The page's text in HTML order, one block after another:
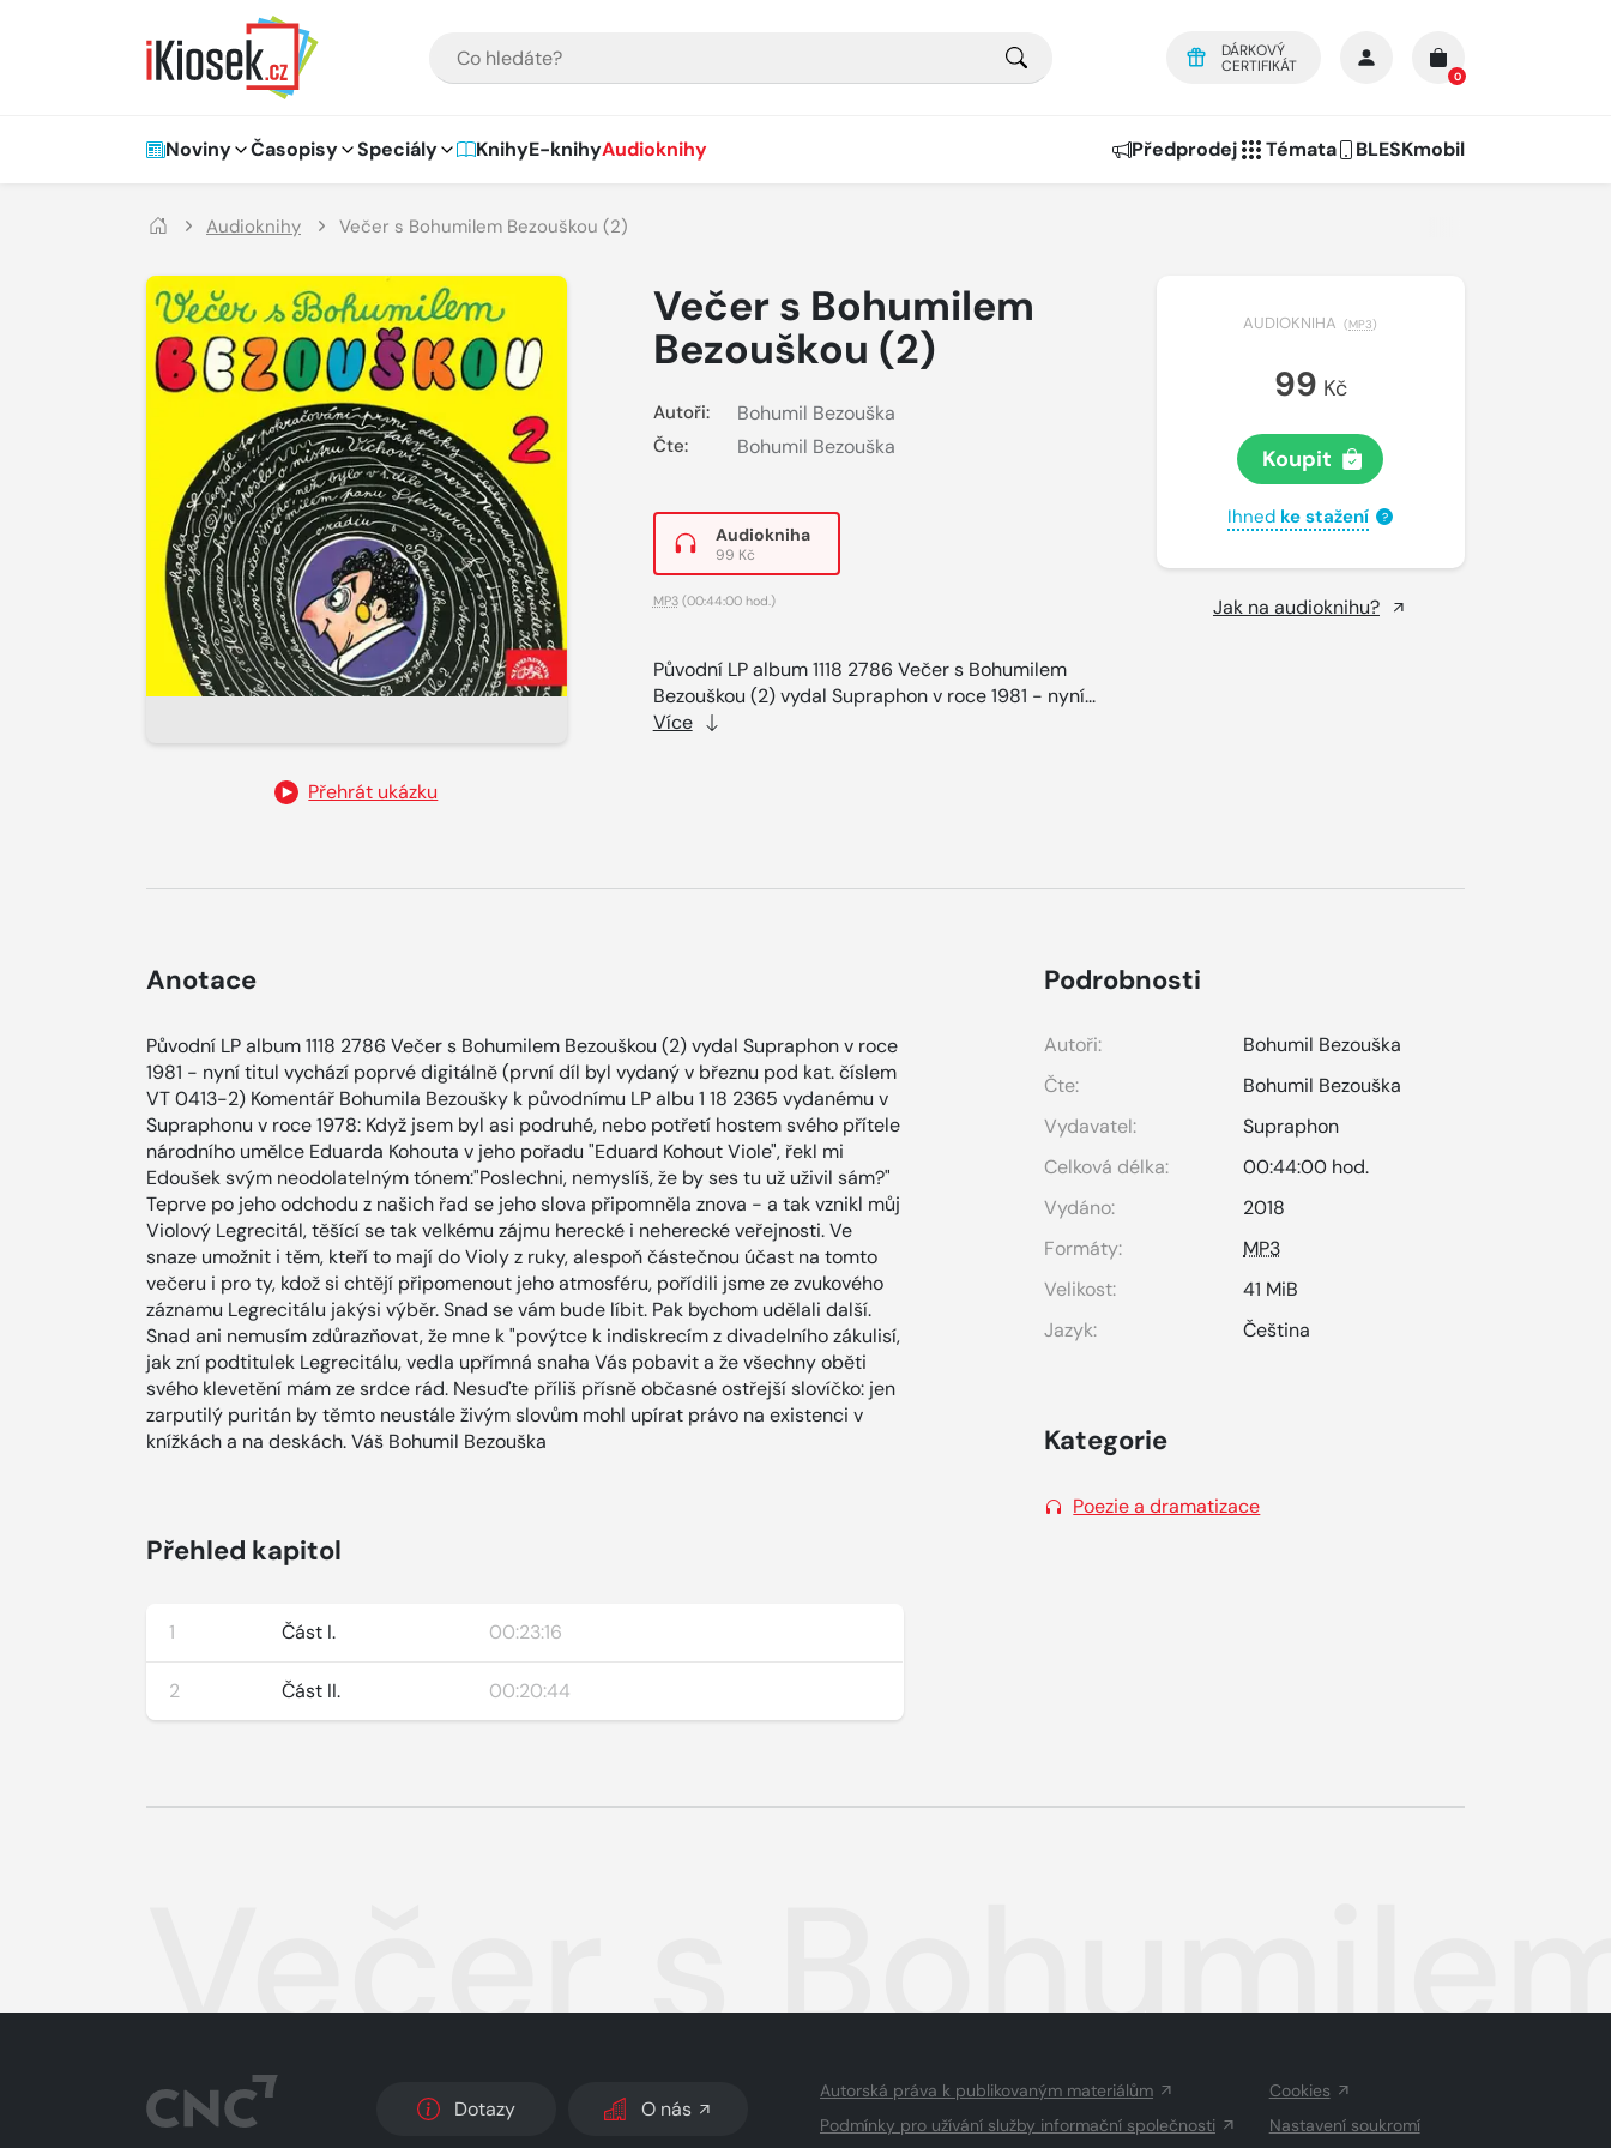
DÁRKOVÝ
CERTIFIKÁT
0
Hlavní navigace
Noviny Časopisy Speciály KnihyE-knihyAudioknihy Předprodej Témata BLESKmobil
Audioknihy Večer s Bohumilem Bezouškou (2)
Přehrát ukázku
Večer s Bohumilem
Bezouškou (2)
Autoři: Bohumil Bezouška
Čte: Bohumil Bezouška
Audiokniha
99 Kč
MP3(00:44:00 hod.)
Původní LP album 1118 2786 Večer s Bohumilem
Bezouškou (2) vydal Supraphon v roce 1981 - nyní...
Více
AUDIOKNIHA (MP3)
99 Kč
Koupit
Ihned ke stažení ?
Jak na audioknihu?
Anotace
Původní LP album 1118 2786 Večer s Bohumilem Bezouškou (2) vydal Supraphon v roce
1981 - nyní titul vychází poprvé digitálně (první díl byl vydaný v březnu pod kat. číslem
VT 0413-2) Komentář Bohumila Bezoušky k původnímu LP albu 1 18 2365 vydanému v
Supraphonu v roce 1978: Když jsem byl asi podruhé, nebo potřetí hostem svého přítele
národního umělce Eduarda Kohouta v jeho pořadu "Eduard Kohout Viole", řekl mi
Edoušek svým neodolatelným tónem:"Poslechni, nemyslíš, že by ses tu už uživil sám?"
Teprve po jeho odchodu z našich řad se jeho slova připomněla znova - a tak vznikl můj
Violový Legrecitál, těšící se tak velkému zájmu herecké i neherecké veřejnosti. Ve
snaze umožnit i těm, kteří to mají do Violy z ruky, alespoň částečnou účast na tomto
večeru i pro ty, kdož si chtějí připomenout jeho atmosféru, pořídili jsme ze zvukového
záznamu Legrecitálu jakýsi výběr. Snad se vám bude líbit. Pak bychom udělali další.
Snad ani nemusím zdůrazňovat, že mne k "povýtce k indiskrecím z divadelního zákulisí,
jak zní podtitulek Legrecitálu, vedla upřímná snaha Vás pobavit a že všechny oběti
svého klevetění mám ze srdce rád. Nesuďte příliš přísně občasné ostřejší slovíčko: jen
zarputilý puritán by těmto neustále živým slovům mohl upírat právo na existenci v
knížkách a na deskách. Váš Bohumil Bezouška
Přehled kapitol
1 Část I. 00:23:16
2 Část II. 00:20:44
Podrobnosti
Autoři:
Bohumil Bezouška
Čte:
Bohumil Bezouška
Vydavatel:
Supraphon
Celková délka:
00:44:00 hod.
Vydáno:
2018
Formáty:
MP3
Velikost:
41 MiB
Jazyk:
Čeština
Kategorie
Poezie a dramatizace
Večer s
Dotazy O nás
Autorská práva k publikovaným materiálům
Podmínky pro užívání služby informační společnosti
Cookies
Nastavení soukromí